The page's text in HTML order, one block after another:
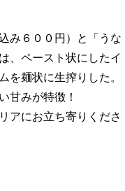
み６００円）と「うな
、ペースト状にしたイ
を麺状に生搾りした。
甘みが特徴！
アにお立ち寄りくださ